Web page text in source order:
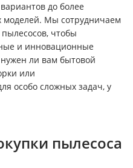
до более
моделей. Мы сотрудничаем
чтобы
и инновационные
ли вам бытовой
или
особо сложных задач, у
пылесоса